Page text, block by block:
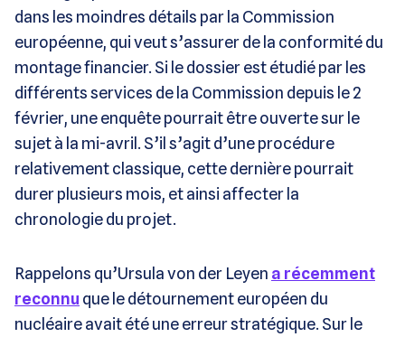
dans les moindres détails par la Commission
européenne, qui veut s’assurer de la conformité du
montage financier. Si le dossier est étudié par les
différents services de la Commission depuis le 2
février, une enquête pourrait être ouverte sur le
sujet à la mi-avril. S’il s’agit d’une procédure
relativement classique, cette dernière pourrait
durer plusieurs mois, et ainsi affecter la
chronologie du projet.
Rappelons qu’Ursula von der Leyen a récemment
reconnu que le détournement européen du
nucléaire avait été une erreur stratégique. Sur le